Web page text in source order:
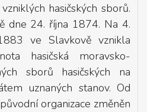
hasičských sborů.
dne 24. října 1874. Na 4.
ve Slavkově vznikla
hasičská moravsko-
sborů hasičských na
uznaných stanov. Od
organizace změněn